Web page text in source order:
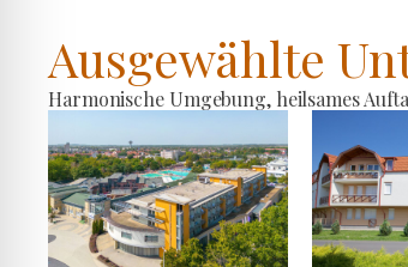
Ausgewählte
Harmonische Umgebung, heilsames